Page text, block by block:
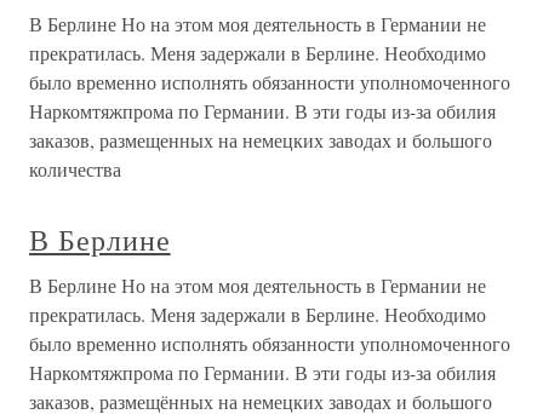
В Берлине Но на этом моя деятельность в Германии не
прекратилась. Меня задержали в Берлине. Необходимо
было временно исполнять обязанности уполномоченного
Наркомтяжпрома по Германии. В эти годы из-за обилия
заказов, размещенных на немецких заводах и большого
количества
В Берлине
В Берлине Но на этом моя деятельность в Германии не
прекратилась. Меня задержали в Берлине. Необходимо
было временно исполнять обязанности уполномоченного
Наркомтяжпрома по Германии. В эти годы из-за обилия
заказов, размещённых на немецких заводах и большого